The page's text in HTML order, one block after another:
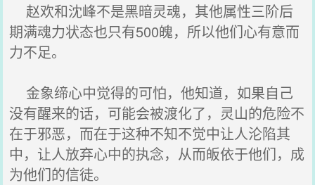
赵欢和沈峰不是黑暗灵魂，其他属性三阶后
期满魂力状态也只有500魄，所以他们心有意而
力不足。
金象缔心中觉得的可怕，他知道，如果自己
没有醒来的话，可能会被渡化了，灵山的危险不
在于邪恶，而在于这种不知不觉中让人沦陷其
中，让人放弃心中的执念，从而皈依于他们，成
为他们的信徒。